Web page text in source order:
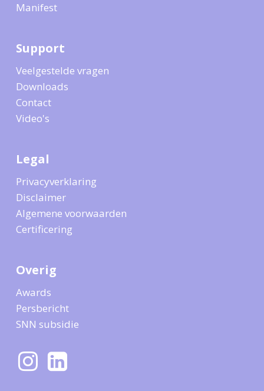
Manifest
Support
Veelgestelde vragen
Downloads
Contact
Video's
Legal
Privacyverklaring
Disclaimer
Algemene voorwaarden
Certificering
Overig
Awards
Persbericht
SNN subsidie